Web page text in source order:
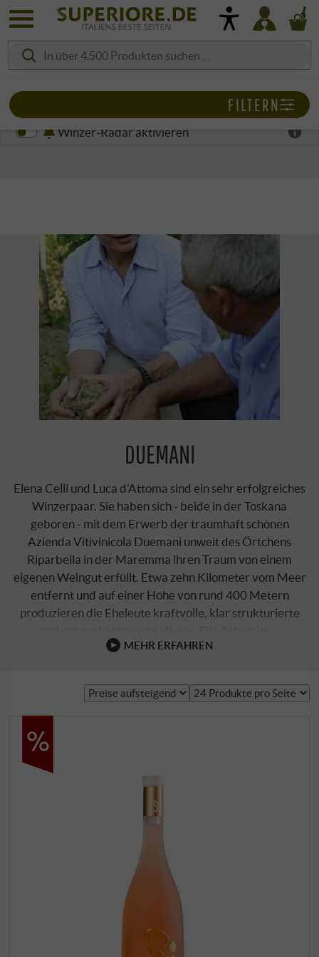
Winzer-Radar aktivieren
DUEMANI
Elena Celli und Luca d'Attoma sind ein sehr erfolgreiches
Winzerpaar. Sie haben sich - beide in der Toskana
geboren - mit dem Erwerb der traumhaft schönen
Azienda Vitivinicola Duemani unweit des Örtchens
Riparbella in der Maremma ihren Traum von einem
eigenen Weingut erfüllt. Etwa zehn Kilometer vom Meer
entfernt und auf einer Höhe von rund 400 Metern
produzieren die Eheleute kraftvolle, klar strukturierte
MEHR ERFAHREN
FILTERN